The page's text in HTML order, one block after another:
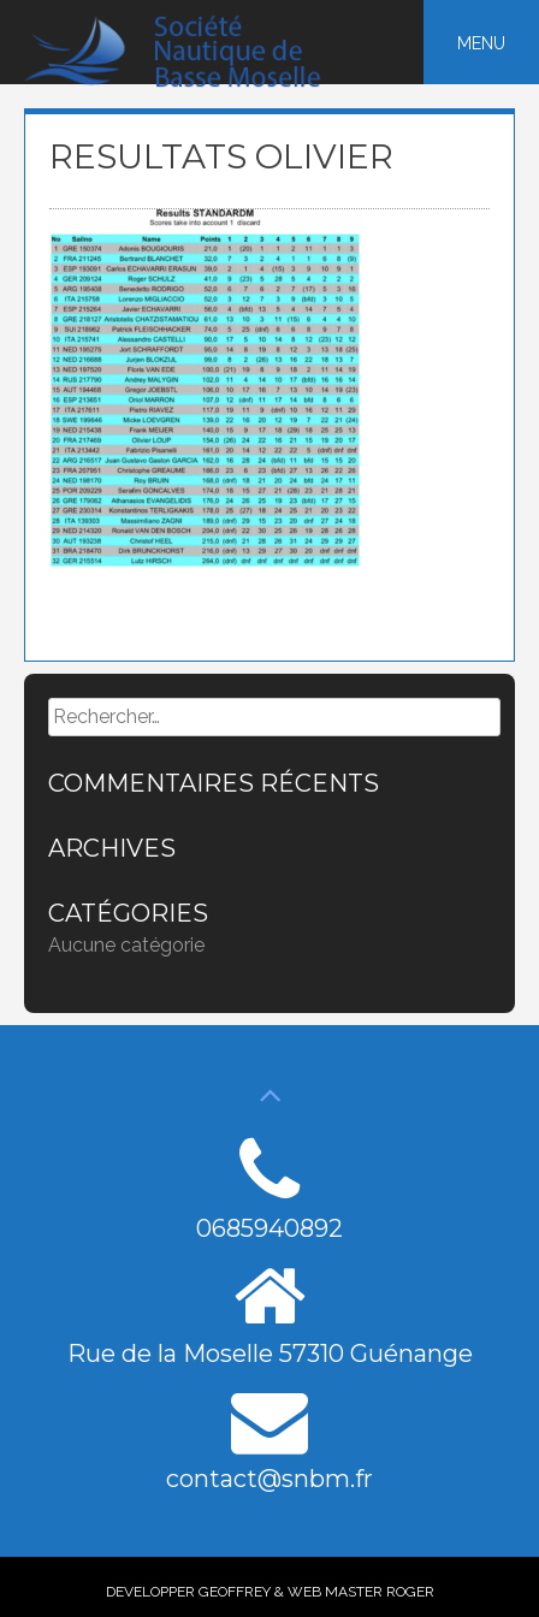
content
MENU
RESULTATS OLIVIER
Rechercher :
COMMENTAIRES RÉCENTS
ARCHIVES
CATÉGORIES
Aucune catégorie
0685940892
Rue de la Moselle 57310 Guénange
contact@snbm.fr
DEVELOPPER GEOFFREY & WEB MASTER ROGER